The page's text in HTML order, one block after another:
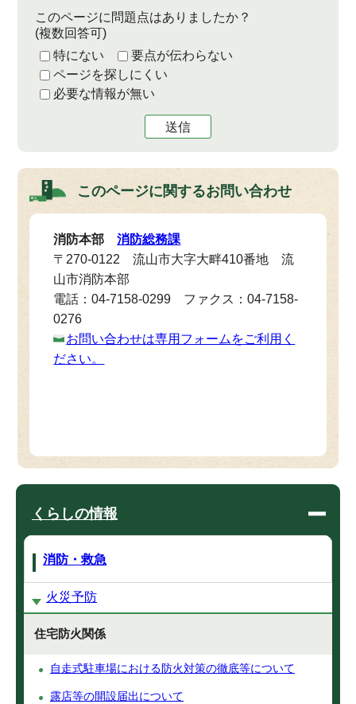
このページに問題点はありましたか？
(複数回答可)
特にない
要点が伝わらない
ページを探しにくい
必要な情報が無い
送信
このページに関するお問い合わせ
消防本部消防総務課
〒270-0122 流山市大字大畔410番地 流
山市消防本部
電話：04-7158-0299 ファクス：04-7158-
0276
お問い合わせは専用フォームをご利用く
ださい。
くらしの情報
消防・救急
火災予防
住宅防火関係
自走式駐車場における防火対策の徹底等について
露店等の開設届出について